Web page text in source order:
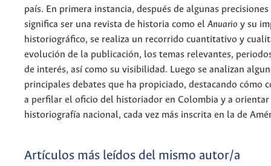
país. En primera instancia, después de algunas
significa ser una revista de historia como el Anuario y su
historiográfico, se realiza un recorrido cuantitativo y
evolución de la publicación, los temas relevantes,
de interés, así como su visibilidad. Luego se analizan
principales debates que ha propiciado, destacando cómo
a perfilar el oficio del historiador en Colombia y a orientar
historiografía nacional, cada vez más inscrita en la de
Artículos más leídos del mismo autor/a